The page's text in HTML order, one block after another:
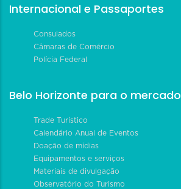
Internacional e Passaportes
Consulados
Câmaras de Comércio
Polícia Federal
Belo Horizonte para o mercado
Trade Turístico
Calendário Anual de Eventos
Doação de mídias
Equipamentos e serviços
Materiais de divulgação
Observatório do Turismo